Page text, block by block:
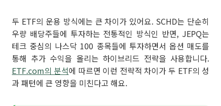
두 ETF의 운용 방식에는 큰 차이가 있어요. SCHD는 단순히
우량 배당주들에 투자하는 전통적인 방식인 반면, JEPQ는
테크 중심의 나스닥 100 종목들에 투자하면서 옵션 매도를
통해 추가 수익을 올리는 하이브리드 전략을 사용합니다.
ETF.com의 분석에 따르면 이런 전략적 차이가 두 ETF의 성
과 패턴에 큰 영향을 미친다고 해요.